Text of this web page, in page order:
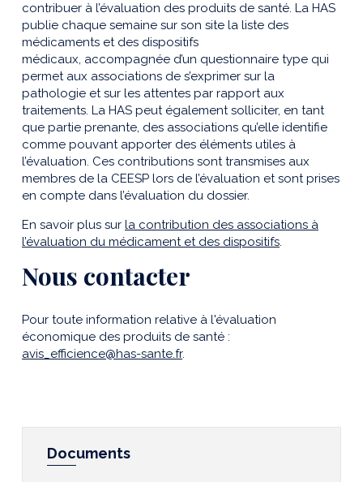
contribuer à l’évaluation des produits de santé. La HAS
publie chaque semaine sur son site la liste des
médicaments et des dispositifs
médicaux, accompagnée d’un questionnaire type qui
permet aux associations de s’exprimer sur la
pathologie et sur les attentes par rapport aux
traitements. La HAS peut également solliciter, en tant
que partie prenante, des associations qu’elle identifie
comme pouvant apporter des éléments utiles à
l’évaluation. Ces contributions sont transmises aux
membres de la CEESP lors de l’évaluation et sont prises
en compte dans l’évaluation du dossier.
En savoir plus sur la contribution des associations à
l’évaluation du médicamentet des dispositifs.
Nous contacter
Pour toute information relative à l'évaluation
économique des produits de santé :
avis_efficience@has-sante.fr.
Documents